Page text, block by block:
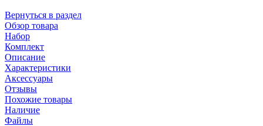
Вернуться в раздел
Обзор товара
Набор
Комплект
Описание
Характеристики
Аксессуары
Отзывы
Похожие товары
Наличие
Файлы